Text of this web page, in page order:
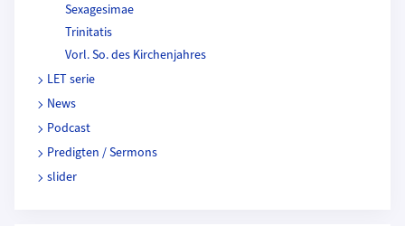
Sexagesimae
Trinitatis
Vorl. So. des Kirchenjahres
LET serie
News
Podcast
Predigten / Sermons
slider